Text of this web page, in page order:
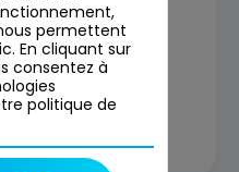
des agents
des actions
permettent
En cliquant sur
consentez à
politique de